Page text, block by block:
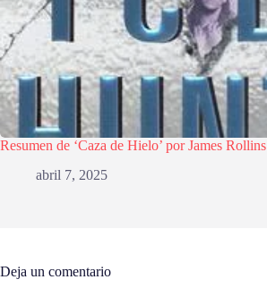
Resumen de ‘Caza de Hielo’ por James Rollins
abril 7, 2025
Deja un comentario